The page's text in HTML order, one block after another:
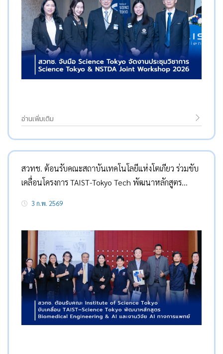
อ่านเพิ่มเติม
สวทช. ต้อนรับคณะสถาบันเทคโนโลยีแห่งโตเกียว ร่วมขับ
เคลื่อนโครงการ TAIST-Tokyo Tech พัฒนาหลักสูตร
3 ก.พ. 2569